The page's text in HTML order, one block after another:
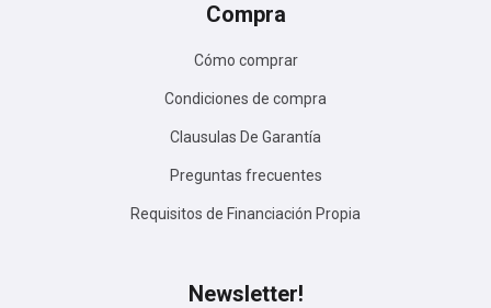
Compra
Cómo comprar
Condiciones de compra
Clausulas De Garantía
Preguntas frecuentes
Requisitos de Financiación Propia
Newsletter!